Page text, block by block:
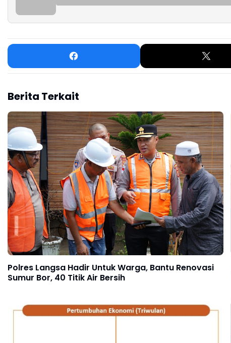
Berita Terkait
Polres Langsa Hadir Untuk Warga, Bantu Renovasi
Sumur Bor, 40 Titik Air Bersih